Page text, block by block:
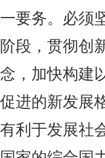
要务。必须
段，贯彻创
，加快构建
进的新发展
利于发展社